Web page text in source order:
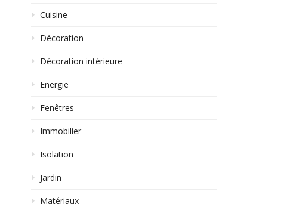
Cuisine
Décoration
Décoration intérieure
Energie
Fenêtres
Immobilier
Isolation
Jardin
Matériaux